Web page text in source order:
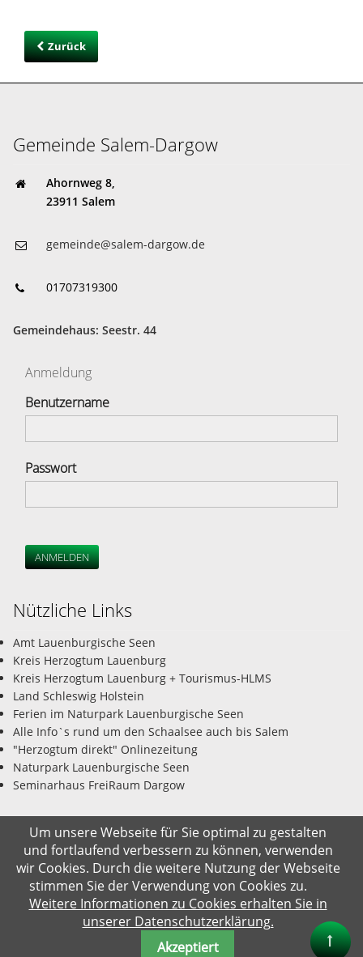
Zurück
Gemeinde Salem-Dargow
Ahornweg 8,
23911 Salem
gemeinde@salem-dargow.de
01707319300
Gemeindehaus: Seestr. 44
Anmeldung
Benutzername
Passwort
ANMELDEN
Nützliche Links
Amt Lauenburgische Seen
Kreis Herzogtum Lauenburg
Kreis Herzogtum Lauenburg + Tourismus-HLMS
Land Schleswig Holstein
Ferien im Naturpark Lauenburgische Seen
Alle Info`s rund um den Schaalsee auch bis Salem
"Herzogtum direkt" Onlinezeitung
Naturpark Lauenburgische Seen
Seminarhaus FreiRaum Dargow
© Gemeinde Salem-Dargow 08.08.2026
Impressum Datenschutz Kontakt Suche
Um unsere Webseite für Sie optimal zu gestalten
und fortlaufend verbessern zu können, verwenden
wir Cookies. Durch die weitere Nutzung der Webseite
stimmen Sie der Verwendung von Cookies zu.
Weitere Informationen zu Cookies erhalten Sie in
unserer Datenschutzerklärung.
Akzeptiert